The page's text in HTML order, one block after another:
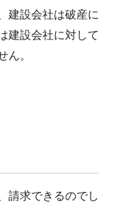
建設会社は破産に
建設会社に対して
。
求できるのでし